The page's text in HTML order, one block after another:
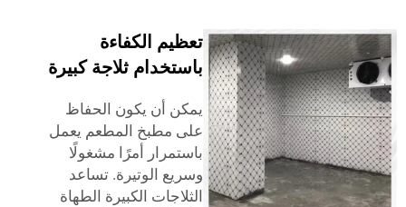
تعظيم الكفاءة
باستخدام ثلاجة كبيرة
يمكن أن يكون الحفاظ
على مطبخ المطعم يعمل
باستمرار أمرًا مشغولًا
وسريع الوتيرة. تساعد
الثلاجات الكبيرة الطهاة